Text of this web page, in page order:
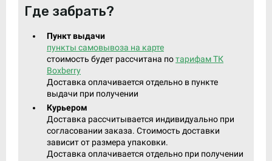
Где забрать?
Пункт выдачи
пункты самовывоза на карте
стоимость будет рассчитана потарифам ТК
Boxberry
Доставка оплачивается отдельно в пункте
выдачи при получении
Курьером
Доставка рассчитывается индивидуально при
согласовании заказа. Стоимость доставки
зависит от размера упаковки.
Доставка оплачивается отдельно при получении